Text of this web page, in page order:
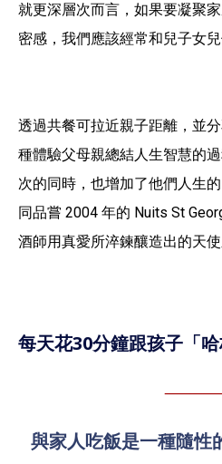
就更深層次而言，如果要凝聚
密感，我們應該經常和兒子女
透過共餐可拉近親子距離，並
種體驗父母親總結人生智慧的
次的同時，也增加了他們人生
同品嘗 2004 年的 Nuits St
酒師用真愛所淬鍊釀造出的天使
每天花30分鐘跟孩子「哈
與家人吃飯是一種隨性